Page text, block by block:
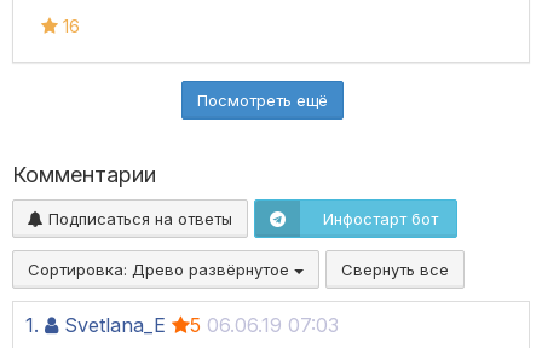
16
Посмотреть ещё
Комментарии
Подписаться на ответы Инфостарт бот
Сортировка: Древо развёрнутое Свернуть все
1. Svetlana_E 5 06.06.19 07:03